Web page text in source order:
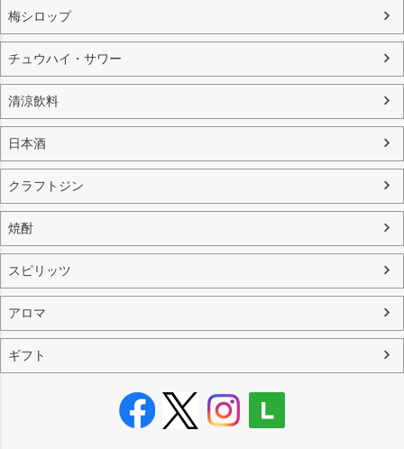
梅シロップ
チュウハイ・サワー
清涼飲料
日本酒
クラフトジン
焼酎
スピリッツ
アロマ
ギフト